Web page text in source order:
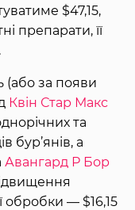
$47,15,
препарати, її
за появи
Квін Стар Макс
та
бур’янів, а
Авангард Р Бор
обробки — $16,15